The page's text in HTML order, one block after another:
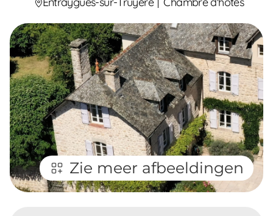
Zie meer afbeeldingen